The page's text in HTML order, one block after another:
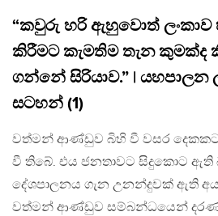
“කවුරු හරි ඇහුවොත් ලංකාව
කිරීමට කැමතිම තැන කුමක්ද
ගන්නේ සිරියාව.” | යහපාලන
සටහන් (1)
වත්මන් ආණ්ඩුව බිහි වී වසර දෙකකට
වී තිබේ. එය ජනතාවට සිදුකොට ඇති
දේශපාලනය ගැන උනන්දුවක් ඇති
වත්මන් ආණ්ඩුව සම්බන්ධයෙන් දරණ